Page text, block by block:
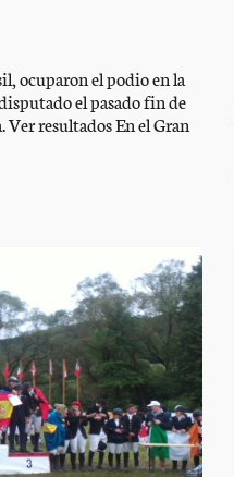
ocuparon el podio en la
el pasado fin de
Ver resultados En el Gran
el 7º lugar con 1 pto de